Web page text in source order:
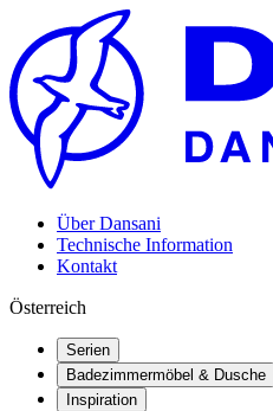
Über Dansani
Technische Information
Kontakt
Österreich
Serien
Badezimmermöbel & Dusche
Inspiration